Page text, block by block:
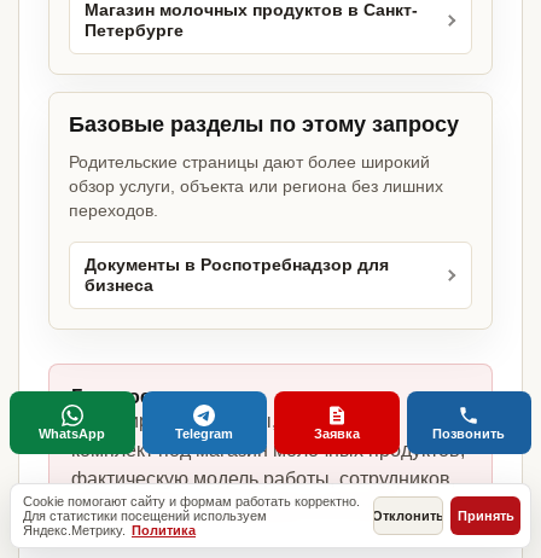
Магазин молочных продуктов в Санкт-
Петербурге
Базовые разделы по этому запросу
Родительские страницы дают более широкий
обзор услуги, объекта или региона без лишних
переходов.
Документы в Роспотребнадзор для
бизнеса
Главное отличие:
не копируем шаблоны, а собираем
комплект под магазин молочных продуктов,
фактическую модель работы, сотрудников,
помещение и требования по России.
Cookie помогают сайту и формам работать корректно.
Для статистики посещений используем
Яндекс.Метрику. Политика
Отклонить Принять
WhatsApp Telegram Заявка Позвонить